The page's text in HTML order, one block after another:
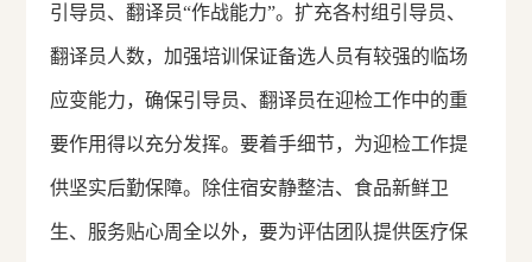
引导员、翻译员“作战能力”。扩充各村组引导员、
翻译员人数，加强培训保证备选人员有较强的临场
应变能力，确保引导员、翻译员在迎检工作中的重
要作用得以充分发挥。要着手细节，为迎检工作提
供坚实后勤保障。除住宿安静整洁、食品新鲜卫
生、服务贴心周全以外，要为评估团队提供医疗保